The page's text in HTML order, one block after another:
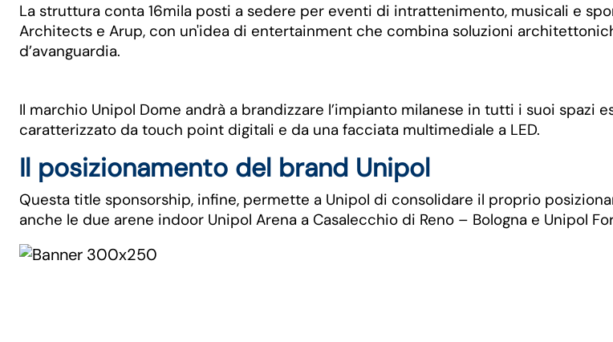
La struttura conta 16mila posti a sedere per eventi di intrattenimento, musicali e
Architects e Arup, con un'idea di entertainment che combina soluzioni
d’avanguardia.
Il marchio Unipol Dome andrà a brandizzare l’impianto milanese in tutti i suoi
caratterizzato da touch point digitali e da una facciata multimediale a LED.
Il posizionamento del brand Unipol
Questa title sponsorship, infine, permette a Unipol di consolidare il proprio
anche le due arene indoor Unipol Arena a Casalecchio di Reno – Bologna e Unipol